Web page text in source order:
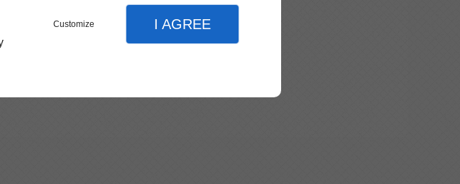
Customize I AGREE